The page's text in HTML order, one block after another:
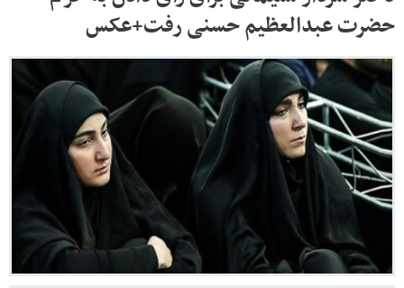
حضرت عبدالعظیم حسنی رفت+عکس